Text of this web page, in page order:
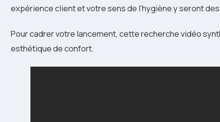
expérience client et votre sens de l’hygiène y seront
Pour cadrer votre lancement, cette recherche vidéo
esthétique de confort.